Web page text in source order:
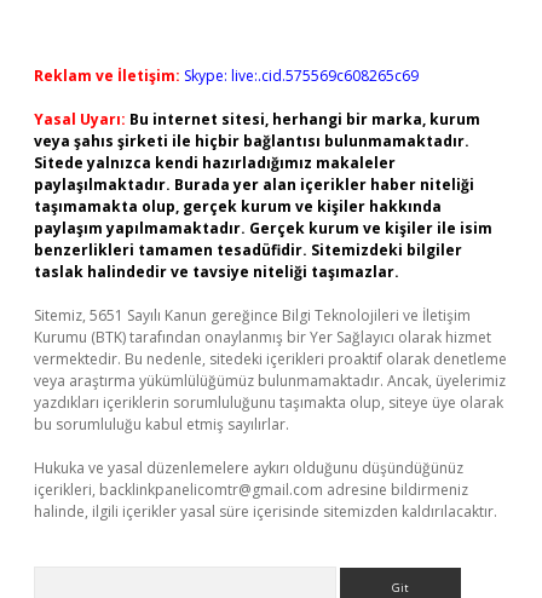
Reklam ve İletişim: Skype: live:.cid.575569c608265c69
Yasal Uyarı: Bu internet sitesi, herhangi bir marka, kurum
veya şahıs şirketi ile hiçbir bağlantısı bulunmamaktadır.
Sitede yalnızca kendi hazırladığımız makaleler
paylaşılmaktadır. Burada yer alan içerikler haber niteliği
taşımamakta olup, gerçek kurum ve kişiler hakkında
paylaşım yapılmamaktadır. Gerçek kurum ve kişiler ile isim
benzerlikleri tamamen tesadüfidir. Sitemizdeki bilgiler
taslak halindedir ve tavsiye niteliği taşımazlar.
Sitemiz, 5651 Sayılı Kanun gereğince Bilgi Teknolojileri ve İletişim
Kurumu (BTK) tarafından onaylanmış bir Yer Sağlayıcı olarak hizmet
vermektedir. Bu nedenle, sitedeki içerikleri proaktif olarak denetleme
veya araştırma yükümlülüğümüz bulunmamaktadır. Ancak, üyelerimiz
yazdıkları içeriklerin sorumluluğunu taşımakta olup, siteye üye olarak
bu sorumluluğu kabul etmiş sayılırlar.
Hukuka ve yasal düzenlemelere aykırı olduğunu düşündüğünüz
içerikleri, backlinkpanelicomtr@gmail.com adresine bildirmeniz
halinde, ilgili içerikler yasal süre içerisinde sitemizden kaldırılacaktır.